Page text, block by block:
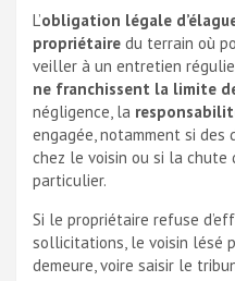
L’obligation légale
propriétaire du terrain où
veiller à un entretien
ne franchissent la limite
négligence, la
engagée, notamment si
chez le voisin ou si la chute
particulier.
Si le propriétaire refuse
sollicitations, le voisin lésé
demeure, voire saisir le